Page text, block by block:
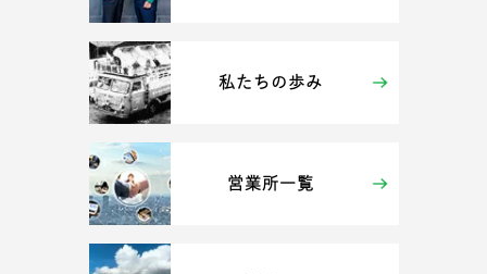
私たちの歩み
営業所一覧